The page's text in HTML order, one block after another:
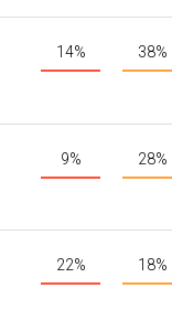
14% 38%
9% 28%
22% 18%